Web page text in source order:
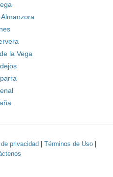
la Vega
privacidad Términos de Uso